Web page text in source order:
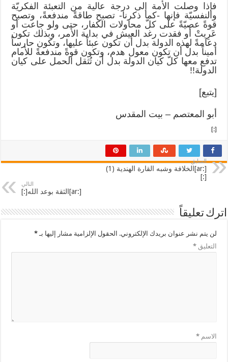
فإذا وصلت الأمة إلى درجة عالية من التعبئة الفكريّة
والنفسيّة فإنها -كما ذكرنا- تصبح طاقةً مندفعةً، وتصبح
قوةً عصيّةً على كلّ محاولات الكفار، حتى ولو جاعت أو
عَرِيتْ أو فقدت رغد العيش في بداية الأمر، وبذلك تكون
دعامةً لهذه الدولة بدل أن تكون عبئاً عليها، وتكون حارساً
أميناً بدل أن تكون معول هدم، وتكون قوةً مندفعةً للأمام
تدفع معها كلّ كيان الدولة بدل أن تُثقل الحمل على كيان
الدولة!!
[يتبع]
أبو المعتصم – بيت المقدس
[:]
السابق
[:ar]الخلافة وشبه القارة الهندية (1)
[:]
التالي
[:ar]الثقة بوعد الله[:]
اترك تعليقاً
لن يتم نشر عنوان بريدك الإلكتروني. الحقول الإلزامية مشار إليها بـ*
التعليق*
الاسم*